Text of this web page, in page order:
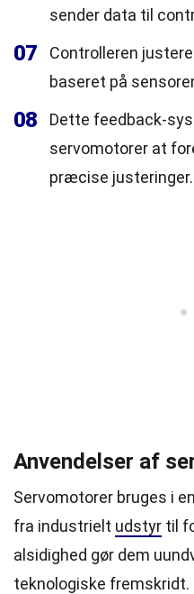
sender data til
07
Controlleren
baseret på
08
Dette feedback-
servomotorer at
præcise justeringer.
Anvendelser af
Servomotorer bruges i
fra industrielt udstyr til
alsidighed gør dem
teknologiske fremskridt.